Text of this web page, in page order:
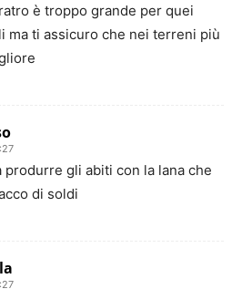
è troppo grande per quei
ma ti assicuro che nei terreni più
produrre gli abiti con la lana che
di soldi